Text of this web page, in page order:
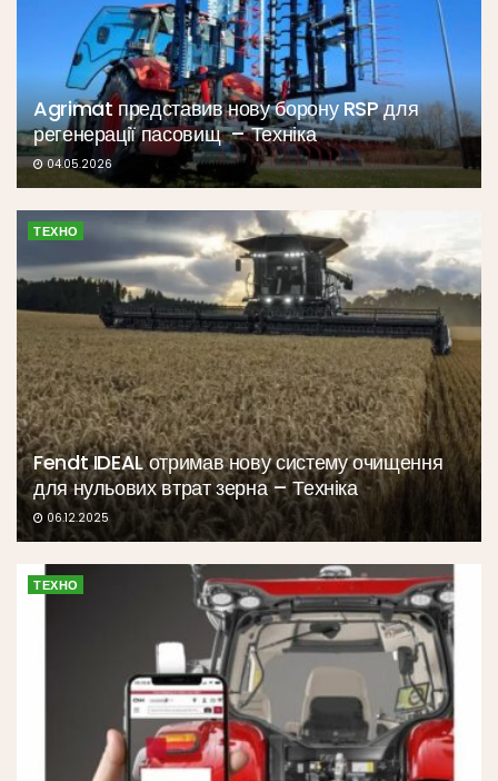
Agrimat представив нову борону RSP для
регенерації пасовищ – Техніка
04.05.2026
ТЕХНО
Fendt IDEAL отримав нову систему очищення
для нульових втрат зерна – Техніка
06.12.2025
ТЕХНО